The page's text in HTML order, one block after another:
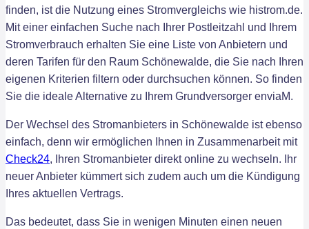
finden, ist die Nutzung eines Stromvergleichs wie histrom.de.
Mit einer einfachen Suche nach Ihrer Postleitzahl und Ihrem
Stromverbrauch erhalten Sie eine Liste von Anbietern und
deren Tarifen für den Raum Schönewalde, die Sie nach Ihren
eigenen Kriterien filtern oder durchsuchen können. So finden
Sie die ideale Alternative zu Ihrem Grundversorger enviaM.
Der Wechsel des Stromanbieters in Schönewalde ist ebenso
einfach, denn wir ermöglichen Ihnen in Zusammenarbeit mit
Check24, Ihren Stromanbieter direkt online zu wechseln. Ihr
neuer Anbieter kümmert sich zudem auch um die Kündigung
Ihres aktuellen Vertrags.
Das bedeutet, dass Sie in wenigen Minuten einen neuen